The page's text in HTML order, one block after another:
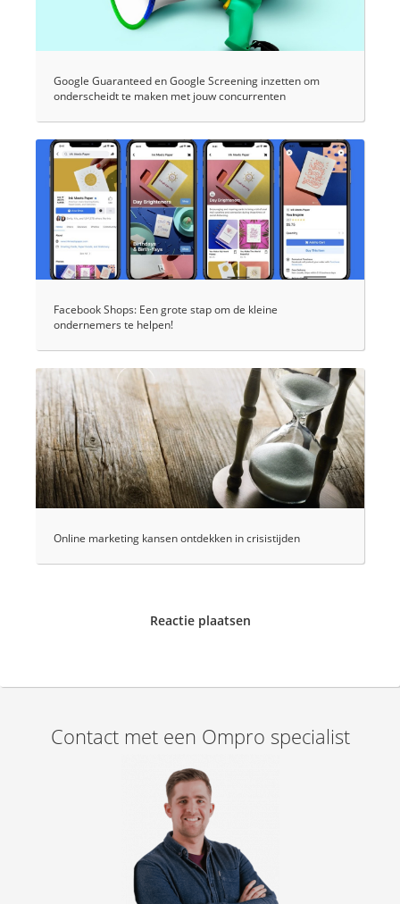
Google Guaranteed en Google Screening inzetten om
onderscheidt te maken met jouw concurrenten
Facebook Shops: Een grote stap om de kleine
ondernemers te helpen!
Online marketing kansen ontdekken in crisistijden
Reactie plaatsen
Contact met een Ompro specialist